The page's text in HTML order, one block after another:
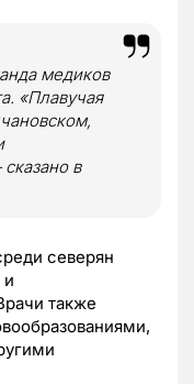
медиков
«Плавучая
в
северян
и
также